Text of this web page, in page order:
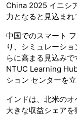
China 2025 イニシ
力となると見込まれ
中国でのスマート
り、シミュレーシ
らに高まる見込み
NTUC Learning
ション センターを立
インドは、北米の
大きな収益シェア